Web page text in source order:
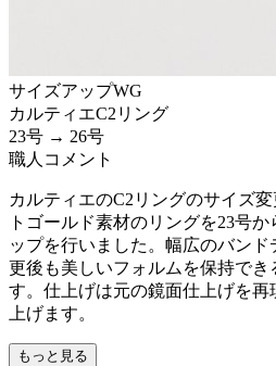
サイズアップWG
カルティエC2リング
23号 → 26号
職人コメント
カルティエのC2リングのサイズ
トゴールド素材のリングを23号
ップを行いました。幅広のバン
更後も美しいフォルムを保持でき
す。仕上げは元の鏡面仕上げを
上げます。
もっと見る